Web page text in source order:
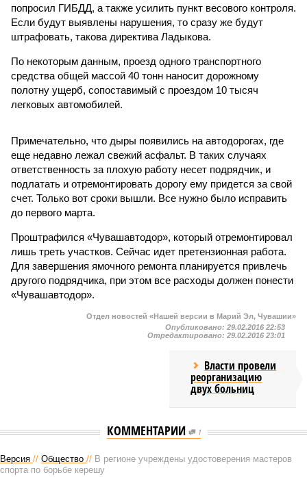
попросил ГИБДД, а также усилить пункт весового контроля.
Если будут выявлены нарушения, то сразу же будут
штрафовать, такова директива Ладыкова.
По некоторым данным, проезд одного транспортного
средства общей массой 40 тонн наносит дорожному
полотну ущерб, сопоставимый с проездом 10 тысяч
легковых автомобилей.
Примечательно, что дыры появились на автодорогах, где
еще недавно лежал свежий асфальт. В таких случаях
ответственность за плохую работу несет подрядчик, и
подлатать и отремонтировать дорогу ему придется за свой
счет. Только вот сроки вышли. Все нужно было исправить
до первого марта.
Проштрафился «Чувашавтодор», который отремонтировал
лишь треть участков. Сейчас идет претензионная работа.
Для завершения ямочного ремонта планируется привлечь
другого подрядчика, при этом все расходы должен понести
«Чувашавтодор».
Отдел новостей «Нашей версии в Марий Эл, Чувашии»
Опубликовано: 29.02.2016 22:53
Отредактировано: 29.02.2016 23:01
Власти провели
реорганизацию
двух больниц
КОММЕНТАРИИ 1
Версия // Общество // В регионе учреждены удостоверения мастеров
спорта по борьбе керешу